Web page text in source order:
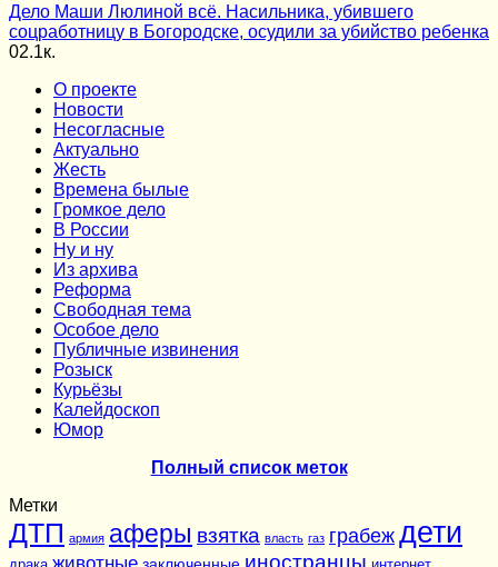
Дело Маши Люлиной всё. Насильника, убившего
соцработницу в Богородске, осудили за убийство ребенка
02.1к.
О проекте
Новости
Несогласные
Актуально
Жесть
Времена былые
Громкое дело
В России
Ну и ну
Из архива
Реформа
Cвободная тема
Особое дело
Публичные извинения
Розыск
Курьёзы
Калейдоскоп
Юмор
Полный список меток
Метки
ДТП армия аферы взятка власть газ грабеж дети
иностранцы